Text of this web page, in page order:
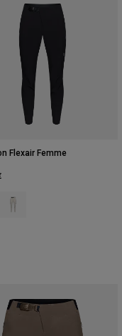
Flexair Femme
swatch type of Noir.
Product swatch type of